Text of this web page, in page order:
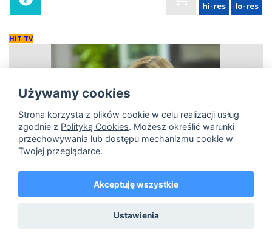
hi-res lo-res
HIT TV
Używamy cookies
Strona korzysta z plików cookie w celu realizacji usług
zgodnie z Polityką Cookies. Możesz określić warunki
przechowywania lub dostępu mechanizmu cookie w
Twojej przeglądarce.
Akceptuję wszystkie
Ustawienia